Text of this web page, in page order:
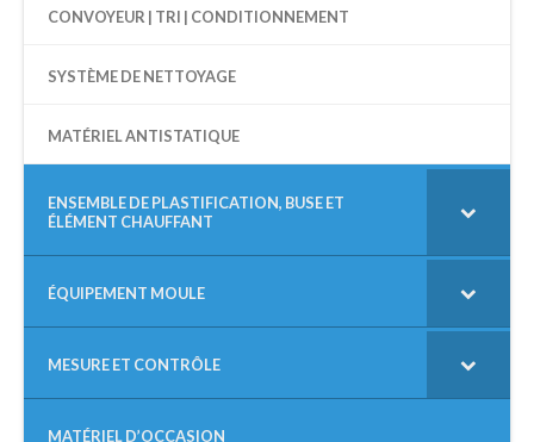
CONVOYEUR | TRI | CONDITIONNEMENT
SYSTÈME DE NETTOYAGE
MATÉRIEL ANTISTATIQUE
ENSEMBLE DE PLASTIFICATION, BUSE ET
ÉLÉMENT CHAUFFANT
ÉQUIPEMENT MOULE
MESURE ET CONTRÔLE
MATÉRIEL D’OCCASION
–